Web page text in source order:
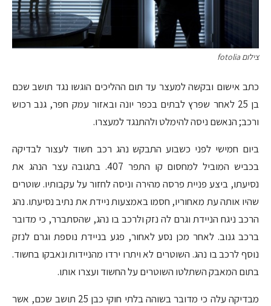
צילום fotolia
כתב אישום ובקשה למעצר עד תום ההליכים הוגשו נגד תושב שכם
בן 25 לאחר שפרץ לבתים בכפר יונה ובאזור עמק חפר, גנב רכוש
ורכב; הנאשם ניסה להימלט ולהתנגד למעצרו.
ביום חמישי לפני כשבוע התבקש נהג רכב חשוד לעצור לבדיקה
בכביש המוביל למחסום קו התפר 407. בתגובה עצר הנהג את
נסיעתו, ביצע פניית פרסה מהירה וניסה לחזור על עקבותיו. שוטרים
שהיו אותה עת מאחוריו, חסמו באמצעות ניידת את נתיב נסיעתו. נהג
הרכב ניגח הניידת וגרם לה נזק ולרכב בו נהג, שהסתברר, כי מדובר
ברכב גנוב. לאחר מכן נסע לאחור, פגע בניידת נוספת וגרם לנזק
נוסף לרכב בו נהג. השוטרים לא ויתרו ירדו מהניידות ונאבקו בחשוד.
בתום המאבק השתלטו השוטרים על החשוד ועצרו אותו.
מבדיקה עלה כי מדובר בשוהה בלתי חוקי כבן 25 תושב שכם, אשר